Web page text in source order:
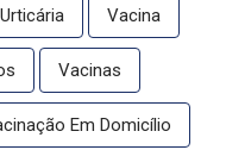
Urticária Vacina
Vacinas
Em Domicílio